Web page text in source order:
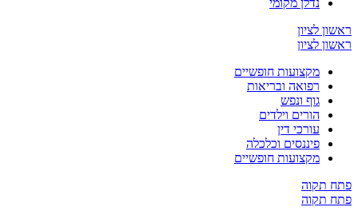
נדלן מקומי
לציון
לציון
מקצועות חופשיים
רפואה ובריאות
גוף ונפש
הורים וילדים
עורכי דין
פיננסים וכלכלה
מקצועות חופשיים